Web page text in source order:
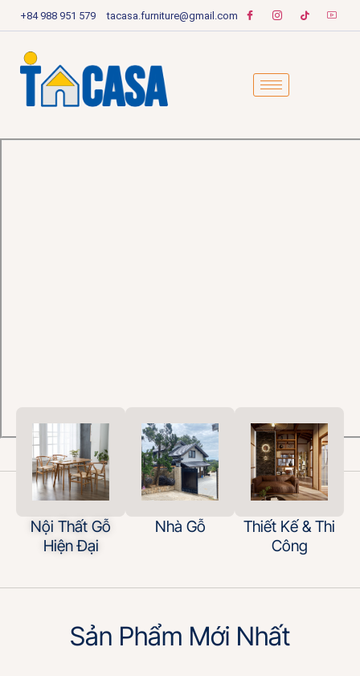
+84 988 951 579 tacasa.furniture@gmail.com
Nội Thất Gỗ
Hiện Đại
Nhà Gỗ
Thiết Kế & Thi
Công
Sản Phẩm Mới Nhất